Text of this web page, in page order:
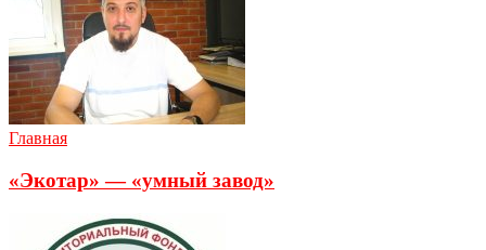
Главная
«Экотар» — «умный завод»